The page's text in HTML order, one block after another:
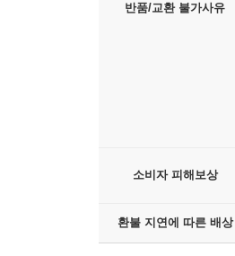
반품/교환 불가사유
소비자 피해보상
환불 지연에 따른 배상